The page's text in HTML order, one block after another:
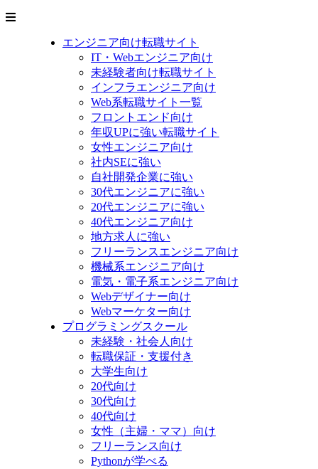
エンジニア向け転職サイト
IT・Webエンジニア向け
未経験者向け転職サイト
インフラエンジニア向け
Web系転職サイト一覧
フロントエンド向け
年収UPに強い転職サイト
女性エンジニア向け
社内SEに強い
自社開発企業に強い
30代エンジニアに強い
20代エンジニアに強い
40代エンジニア向け
地方求人に強い
フリーランスエンジニア向け
機械系エンジニア向け
電気・電子系エンジニア向け
Webデザイナー向け
Webマーケター向け
プログラミングスクール
未経験・社会人向け
転職保証・支援付き
大学生向け
20代向け
30代向け
40代向け
女性（主婦・ママ）向け
フリーランス向け
Pythonが学べる